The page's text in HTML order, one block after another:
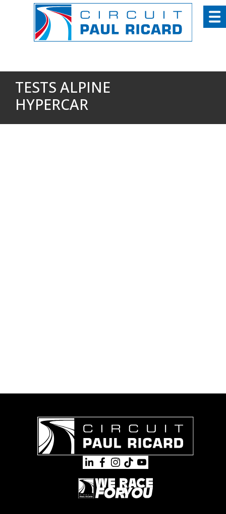
TESTS ALPINE
HYPERCAR
Panneau de gestion des cookies